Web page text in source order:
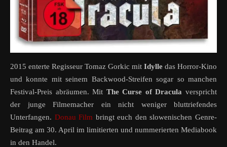
2015 enterte Regisseur Tomaz Gorkic mit Idylle das Horror-Kino
und konnte mit seinem Backwood-Streifen sogar so manchen
Festival-Preis abräumen. Mit The Curse of Dracula verspricht
der junge Filmemacher ein nicht weniger bluttriefendes
Unterfangen. Donau Film bringt euch den slowenischen Genre-
Beitrag am 30. April im limitierten und nummerierten Mediabook
in den Handel.